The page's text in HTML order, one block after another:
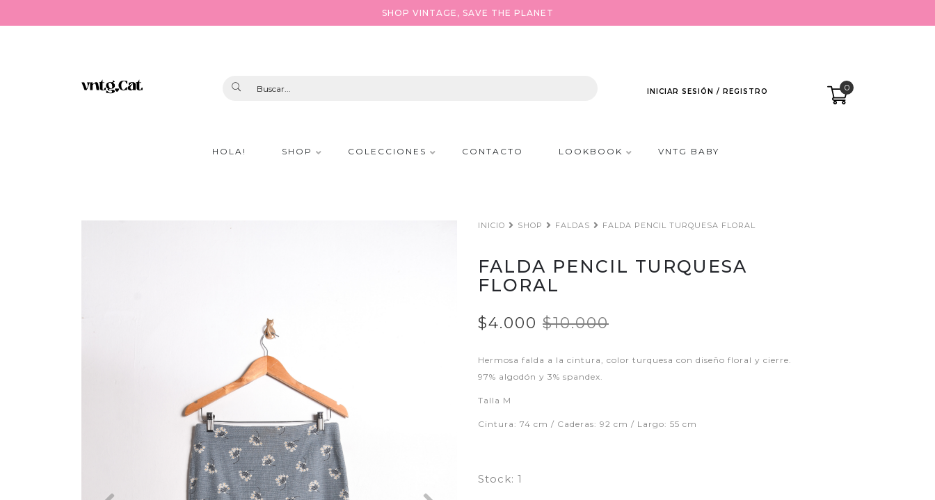
SHOP VINTAGE, SAVE THE PLANET
INICIAR SESIÓN / REGISTRO 0
HOLA! SHOP COLECCIONES CONTACTO LOOKBOOK VNTG BABY
INICIO SHOP FALDAS FALDA PENCIL TURQUESA FLORAL
FALDA PENCIL TURQUESA
FLORAL
$4.000 $10.000
Hermosa falda a la cintura, color turquesa con diseño floral y cierre.
97% algodón y 3% spandex.
Talla M
Cintura: 74 cm / Caderas: 92 cm / Largo: 55 cm
Stock: 1